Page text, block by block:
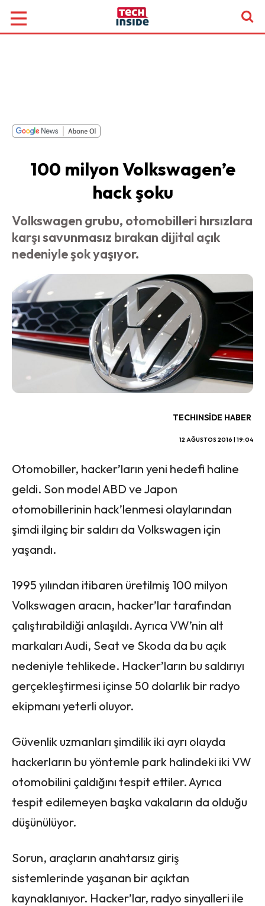
100 milyon Volkswagen’e
hack şoku
Volkswagen grubu, otomobilleri hırsızlara
karşı savunmasız bırakan dijital açık
nedeniyle şok yaşıyor.
TECHINSIDE HABER
12 AĞUSTOS 2016 | 19:04
Otomobiller, hacker’ların yeni hedefi haline
geldi. Son model ABD ve Japon
otomobillerinin hack’lenmesi olaylarından
şimdi ilginç bir saldırı da Volkswagen için
yaşandı.
1995 yılından itibaren üretilmiş 100 milyon
Volkswagen aracın, hacker’lar tarafından
çalıştırabildiği anlaşıldı. Ayrıca VW’nin alt
markaları Audi, Seat ve Skoda da bu açık
nedeniyle tehlikede. Hacker’ların bu saldırıyı
gerçekleştirmesi içinse 50 dolarlık bir radyo
ekipmanı yeterli oluyor.
Güvenlik uzmanları şimdilik iki ayrı olayda
hackerların bu yöntemle park halindeki iki VW
otomobilini çaldığını tespit ettiler. Ayrıca
tespit edilemeyen başka vakaların da olduğu
düşünülüyor.
Sorun, araçların anahtarsız giriş
sistemlerinde yaşanan bir açıktan
kaynaklanıyor. Hacker’lar, radyo sinyalleri ile